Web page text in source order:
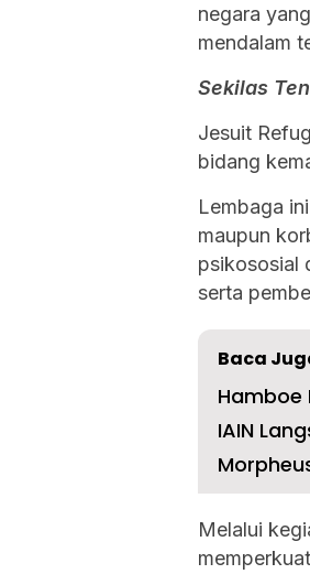
negara
mendalam
Sekilas
Jesuit
bidang
Lembaga
maupun
psikososial
serta
Baca
Hamboe
IAIN
Melalui